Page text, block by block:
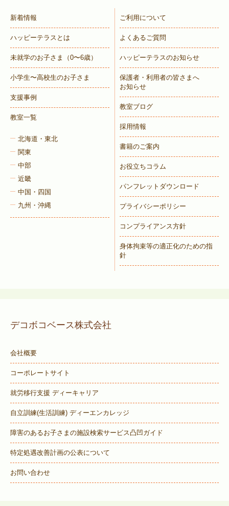
新着情報
ハッピーテラスとは
未就学のお子さま （0〜6歳）
小学生〜高校生のお子さま
支援事例
教室一覧
北海道・東北
関東
中部
近畿
中国・四国
九州・沖縄
ご利用について
よくあるご質問
ハッピーテラスのお知らせ
保護者・利用者の皆さまへ
お知らせ
教室ブログ
採用情報
書籍のご案内
お役立ちコラム
パンフレットダウンロード
プライバシーポリシー
コンプライアンス方針
身体拘束等の適正化のための指
針
デコボコベース株式会社
会社概要
コーポレートサイト
就労移行支援 ディーキャリア
自立訓練(生活訓練) ディーエンカレッジ
障害のあるお子さまの施設検索サービス凸凹ガイド
特定処遇改善計画の公表について
お問い合わせ